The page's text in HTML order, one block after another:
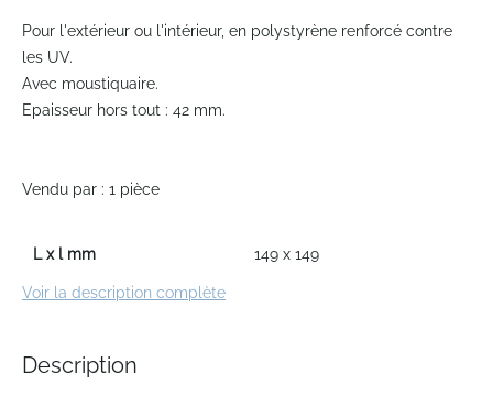
to
the
of
the
Pour l'extérieur ou l'intérieur, en polystyrène renforcé contre
les UV.
Avec moustiquaire.
Epaisseur hors tout : 42 mm.
Vendu par : 1 pièce
L x l mm 149 x 149
Voir la description complète
Description